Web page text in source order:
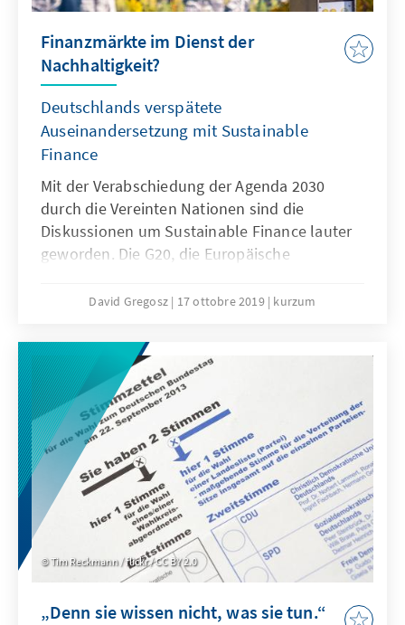
Finanzmärkte im Dienst der
Nachhaltigkeit?
Deutschlands verspätete
Auseinandersetzung mit Sustainable
Finance
Mit der Verabschiedung der Agenda 2030
durch die Vereinten Nationen sind die
Diskussionen um Sustainable Finance lauter
geworden. Die G20, die Europäische
sich derzeit intensiv mit dem Thema. Es geht
ordnungspolitisch bewegen kann,
ökologische und soziale Belange stärker in
Anlageentscheidungen einzubeziehen. Die
politische Auseinandersetzung darüber hat in
Deutschland spät begonnen, während in
Brüssel längst legislative Vorschläge
unterwegs sind.
David Gregosz 17 ottobre 2019 kurzum
Tim Reckmann / flickr / CC BY 2.0
„Denn sie wissen nicht, was sie tun.“